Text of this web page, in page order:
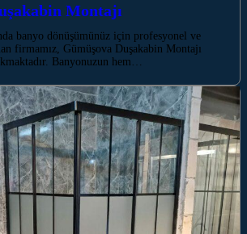
Montajı
banyo dönüşümünüz için profesyonel ve
firmamız, Gümüşova Duşakabin Montajı
Banyonuzun hem…